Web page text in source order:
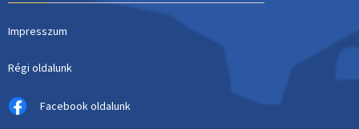
Impresszum
Régi oldalunk
Facebook oldalunk